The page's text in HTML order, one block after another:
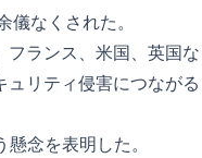
なくされた。
ランス、米国、英国な
リティ侵害につながる
念を表明した。